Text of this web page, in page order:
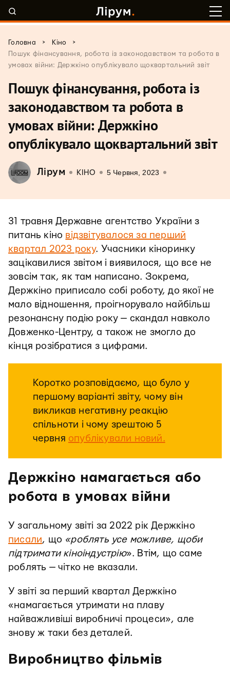
Головна > Кіно
>
Пошук фінансування, робота із законодавством та робота в
умовах війни: Держкіно опублікувало щоквартальний звіт
Пошук фінансування, робота із
законодавством та робота в
умовах війни: Держкіно
опублікувало щоквартальний звіт
Лірум КІНО 5 Червня, 2023
31 травня Державне агентство України з
питань кіно відзвітувалося за перший
квартал 2023 року. Учасники кіноринку
зацікавилися звітом і виявилося, що все не
зовсім так, як там написано. Зокрема,
Держкіно приписало собі роботу, до якої не
мало відношення, проігнорувало найбільш
резонансну подію року — скандал навколо
Довженко-Центру, а також не змогло до
кінця розібратися з цифрами.
Коротко розповідаємо, що було у
першому варіанті звіту, чому він
викликав негативну реакцію
спільноти і чому зрештою 5
червня опублікували новий.
Держкіно намагається або
робота в умовах війни
У загальному звіті за 2022 рік Держкіно
писали, що «роблять усе можливе, щоби
підтримати кіноіндустрію». Втім, що саме
роблять — чітко не вказали.
У звіті за перший квартал Держкіно
«намагається утримати на плаву
найважливіші виробничі процеси», але
знову ж таки без деталей.
Виробництво фільмів